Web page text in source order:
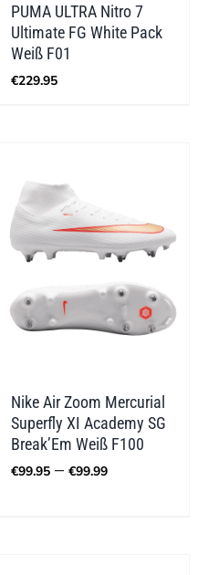
PUMA ULTRA Nitro 7
Ultimate FG White Pack
Weiß F01
€229.95
Nike Air Zoom Mercurial
Superfly XI Academy SG
Break’Em Weiß F100
€99.95 – €99.99